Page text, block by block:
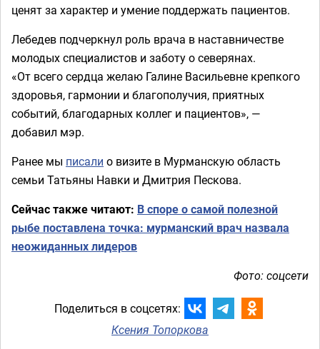
ценят за характер и умение поддержать пациентов.
Лебедев подчеркнул роль врача в наставничестве
молодых специалистов и заботу о северянах.
«От всего сердца желаю Галине Васильевне крепкого
здоровья, гармонии и благополучия, приятных
событий, благодарных коллег и пациентов», —
добавил мэр.
Ранее мы писали о визите в Мурманскую область
семьи Татьяны Навки и Дмитрия Пескова.
Сейчас также читают: В споре о самой полезной
рыбе поставлена точка: мурманский врач назвала
неожиданных лидеров
Фото: соцсети
Поделиться в соцсетях:
Ксения Топоркова